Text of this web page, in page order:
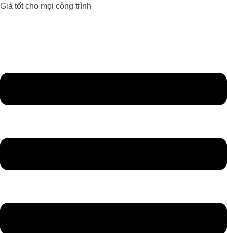
Giá tốt cho mọi công trình